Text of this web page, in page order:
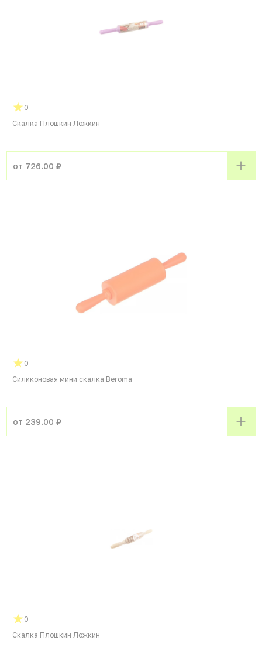
0
Скалка Плошкин Ложкин
от 726.00 ₽
0
Силиконовая мини скалка Beroma
от 239.00 ₽
0
Скалка Плошкин Ложкин